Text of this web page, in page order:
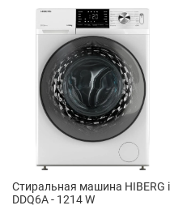
Стиральная машина HIBERG
DDQ6A - 1214 W